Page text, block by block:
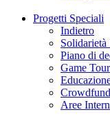
Progetti Speciali
Indietro
Solidarietà
Piano di
Game Tour
Aree